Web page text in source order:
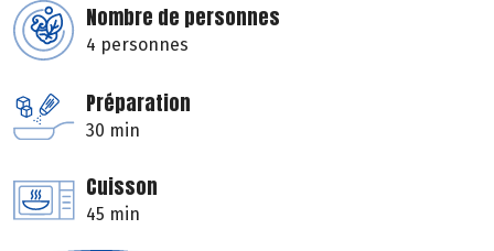
Nombre de personnes
4 personnes
Préparation
30 min
Cuisson
45 min